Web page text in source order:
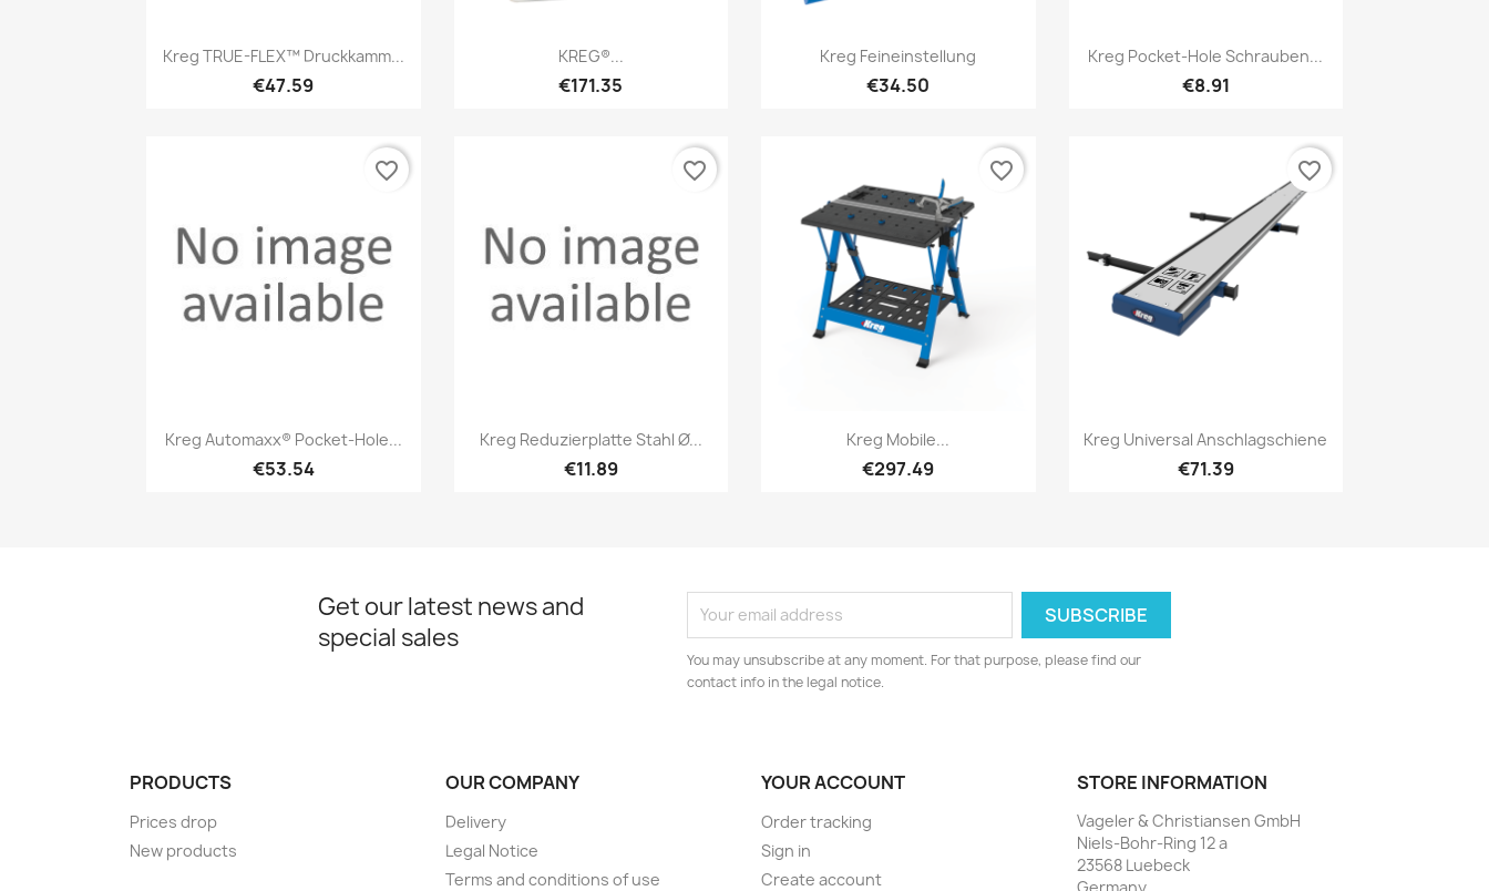
Quick view
Kreg TRUE-FLEX™ Druckkamm...
€47.59
Quick view
KREG®...
€171.35
Quick view
Kreg Feineinstellung
€34.50
Quick view
Kreg Pocket-Hole Schrauben...
€8.91
Quick view
Kreg Automaxx® Pocket-Hole...
€53.54
favorite_border
Quick view
Kreg Reduzierplatte Stahl Ø...
€11.89
favorite_border
Quick view
Kreg Mobile...
€297.49
favorite_border
Quick view
Kreg Universal Anschlagschiene
€71.39
favorite_border
Get our latest news and
special sales
You may unsubscribe at any moment. For that purpose, please find our
contact info in the legal notice.
PRODUCTS
Prices drop
New products
OUR COMPANY
Delivery
Legal Notice
Terms and conditions of use
YOUR ACCOUNT
Order tracking
Sign in
Create account
STORE INFORMATION
Vageler & Christiansen GmbH
Niels-Bohr-Ring 12 a
23568 Luebeck